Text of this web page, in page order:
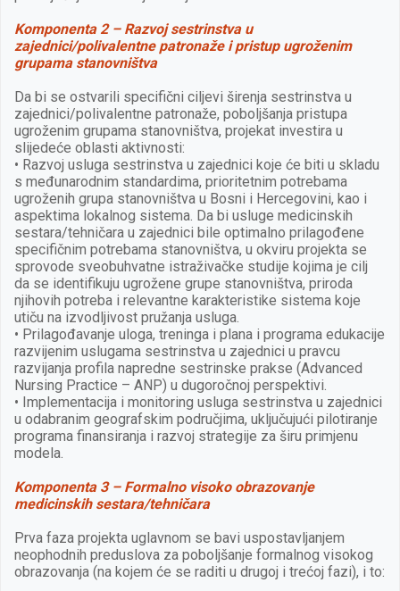
Komponenta 2 – Razvoj sestrinstva u
zajednici/polivalentne patronaže i pristup ugroženim
grupama stanovništva
Da bi se ostvarili specifični ciljevi širenja sestrinstva u
zajednici/polivalentne patronaže, poboljšanja pristupa
ugroženim grupama stanovništva, projekat investira u
slijedeće oblasti aktivnosti:
• Razvoj usluga sestrinstva u zajednici koje će biti u skladu
s međunarodnim standardima, prioritetnim potrebama
ugroženih grupa stanovništva u Bosni i Hercegovini, kao i
aspektima lokalnog sistema. Da bi usluge medicinskih
sestara/tehničara u zajednici bile optimalno prilagođene
specifičnim potrebama stanovništva, u okviru projekta se
sprovode sveobuhvatne istraživačke studije kojima je cilj
da se identifikuju ugrožene grupe stanovništva, priroda
njihovih potreba i relevantne karakteristike sistema koje
utiču na izvodljivost pružanja usluga.
• Prilagođavanje uloga, treninga i plana i programa edukacije
razvijenim uslugama sestrinstva u zajednici u pravcu
razvijanja profila napredne sestrinske prakse (Advanced
Nursing Practice – ANP) u dugoročnoj perspektivi.
• Implementacija i monitoring usluga sestrinstva u zajednici
u odabranim geografskim područjima, uključujući pilotiranje
programa finansiranja i razvoj strategije za širu primjenu
modela.
Komponenta 3 – Formalno visoko obrazovanje
medicinskih sestara/tehničara
Prva faza projekta uglavnom se bavi uspostavljanjem
neophodnih preduslova za poboljšanje formalnog visokog
obrazovanja (na kojem će se raditi u drugoj i trećoj fazi), i to: